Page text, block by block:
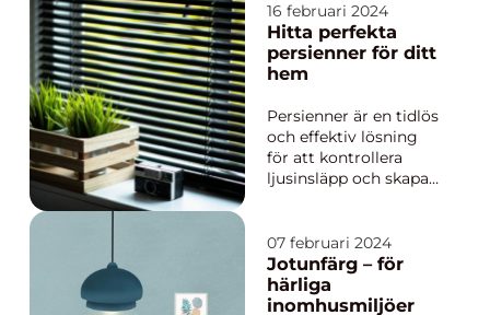
16 februari 2024
Hitta perfekta
persienner för ditt
hem
Persienner är en tidlös
och effektiv lösning
för att kontrollera
ljusinsläpp och skapa
lameller kan de enkelt
anpassas efter
dagsljuset och
personliga
07 februari 2024
Jotunfärg – för
härliga
inomhusmiljöer